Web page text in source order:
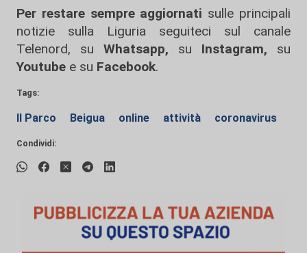
Per restare sempre aggiornati sulle principali
notizie sulla Liguria seguiteci sul canale
Telenord, su
Whatsapp, su Instagram, su
Youtube e su Facebook.
Tags:
Il Parco Beigua online attività coronavirus
Condividi: